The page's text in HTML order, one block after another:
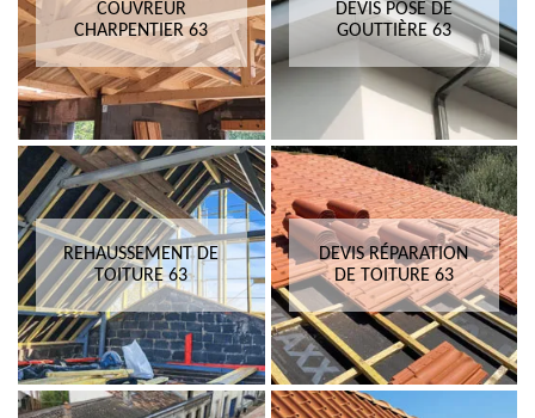
COUVREUR
CHARPENTIER 63
DEVIS POSE DE
GOUTTIÈRE 63
REHAUSSEMENT DE
TOITURE 63
DEVIS RÉPARATION
DE TOITURE 63